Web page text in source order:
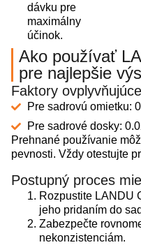
dávku pre
maximálny
účinok.
Ako používať
pre najlepšie
Faktory
Pre sadrovú omietku:
Pre sadrové dosky:
Prehnané používanie
pevnosti. Vždy otestujte
Postupný proces
Rozpustite LANDU
jeho pridaním do
Zabezpečte
nekonzistenciám.